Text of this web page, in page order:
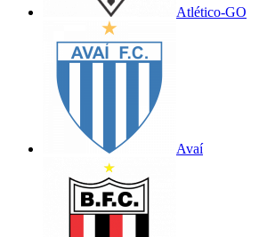
Atlético-GO
Avaí